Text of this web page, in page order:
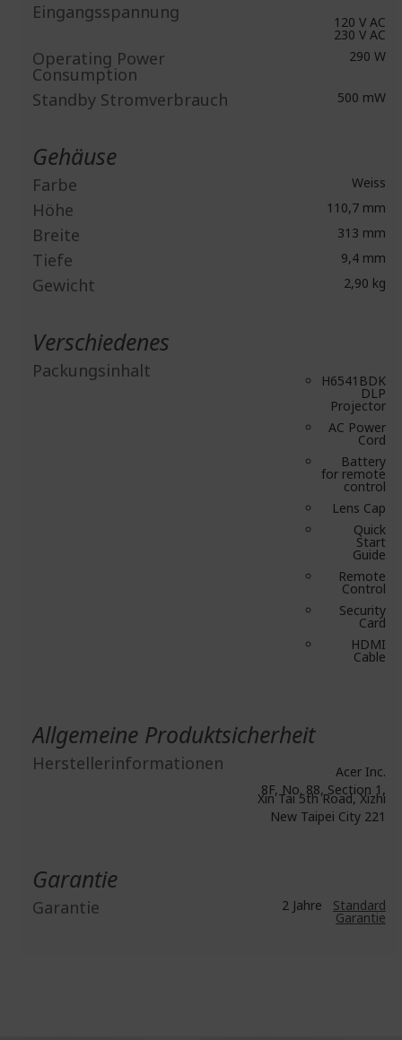
Eingangsspannung 120 V AC
230 V AC
Operating Power
Consumption
290 W
Standby Stromverbrauch 500 mW
Gehäuse
Farbe Weiss
Höhe 110,7 mm
Breite 313 mm
Tiefe 9,4 mm
Gewicht 2,90 kg
Verschiedenes
Packungsinhalt H6541BDK
DLP
Projector
AC Power
Cord
Battery
for remote
control
Lens Cap
Quick
Start
Guide
Remote
Control
Security
Card
HDMI
Cable
Allgemeine Produktsicherheit
Herstellerinformationen
Acer Inc.
8F, No. 88, Section 1,
Xin Tai 5th Road, Xizhi
New Taipei City 221
Garantie
Garantie 2 Jahre Standard
Garantie